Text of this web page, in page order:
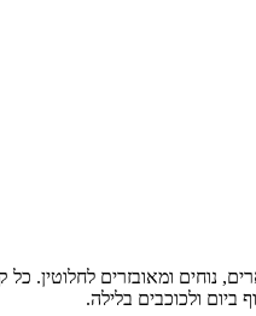
ומאובזרים לחלוטין. כל
ביום ולכוכבים בלילה.